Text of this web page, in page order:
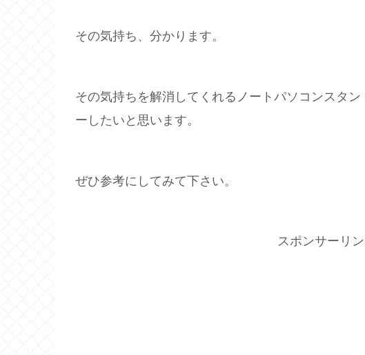
その気持ち、分かります。
その気持ちを解消してくれるノートパソコンスタ
ーしたいと思います。
ぜひ参考にしてみて下さい。
スポンサーリ